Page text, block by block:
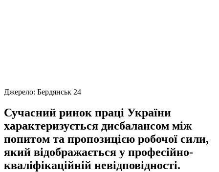
Джерело: Бердянськ 24
Сучасний ринок праці України
характеризується дисбалансом між
попитом та пропозицією робочої сили,
який відображається у професійно-
кваліфікаційній невідповідності.